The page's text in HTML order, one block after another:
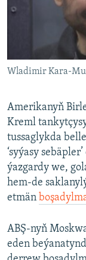
Wladimir Kara-
Amerikanyň
Kreml
tussaglykda
‘syýasy
ýazgardy we,
hem-de
etmän
ABŞ-nyň
eden